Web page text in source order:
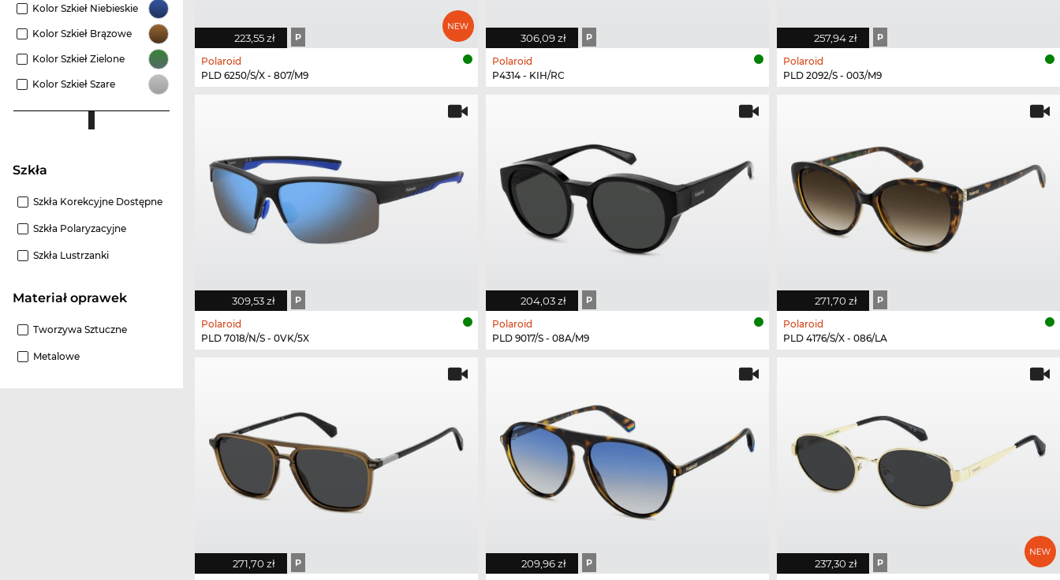
Kolor Szkieł Niebieskie
Kolor Szkieł Brązowe
Kolor Szkieł Zielone
Kolor Szkieł Szare
szkła
Szkła Korekcyjne Dostępne
Szkła Polaryzacyjne
Szkła Lustrzanki
Materiał oprawek
Tworzywa Sztuczne
Metalowe
223,55 zł P
Polaroid
PLD 6250/S/X - 807/M9
306,09 zł P
Polaroid
P4314 - KIH/RC
257,94 zł P
Polaroid
PLD 2092/S - 003/M9
309,53 zł P
Polaroid
PLD 7018/N/S - 0VK/5X
204,03 zł P
Polaroid
PLD 9017/S - 08A/M9
271,70 zł P
Polaroid
PLD 4176/S/X - 086/LA
271,70 zł P 209,96 zł P 237,30 zł P